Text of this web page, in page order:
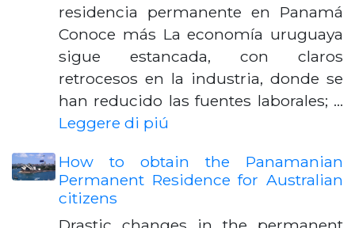
residencia permanente en Panamá
Conoce más La economía uruguaya
sigue estancada, con claros
retrocesos en la industria, donde se
han reducido las fuentes laborales; …
Leggere di piú
How to obtain the Panamanian
Permanent Residence for Australian
citizens